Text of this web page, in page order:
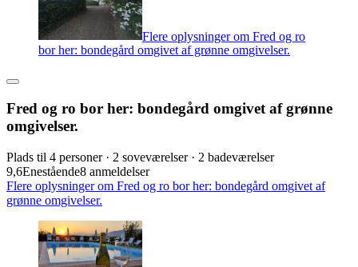
Flere oplysninger om Fred og ro
bor her: bondegård omgivet af grønne omgivelser.
Fred og ro bor her: bondegård omgivet af grønne
omgivelser.
Plads til 4 personer · 2 soveværelser · 2 badeværelser
9,6Enestående8 anmeldelser
Flere oplysninger om Fred og ro bor her: bondegård omgivet af
grønne omgivelser.